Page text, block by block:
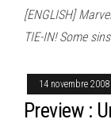
[ENGLISH]
TIE-IN! Some
14 novembre 2008
Preview :